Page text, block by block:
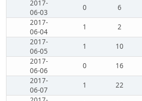
2017-
06-03
0 6
2017-
06-04
1 2
2017-
06-05
1 10
2017-
06-06
0 16
2017-
06-07
1 22